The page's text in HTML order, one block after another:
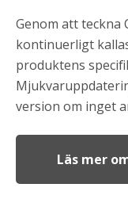
Genom att teckna
kontinuerligt
produktens
version om inget
Läs mer